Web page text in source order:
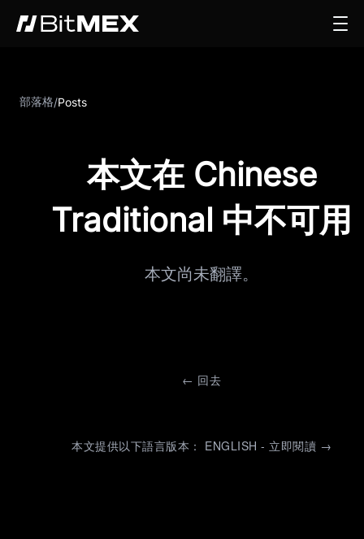
部落格/Posts
本文在 Chinese
Traditional 中不可用
本文尚未翻譯。
← 回去
本文提供以下語言版本： ENGLISH - 立即閱讀 →